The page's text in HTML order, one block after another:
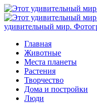
удивительный мир.
Главная
Животные
Места планеты
Растения
Творчество
Дома и постройки
Люди